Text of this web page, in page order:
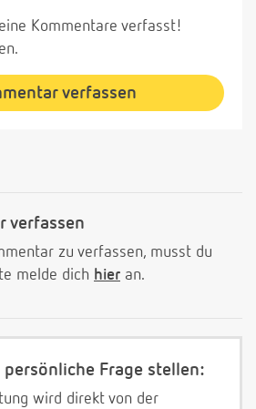
Kommentare verfasst!
verfassen
verfassen
zu verfassen, musst du
melde dich hier an.
Frage stellen:
wird direkt von der